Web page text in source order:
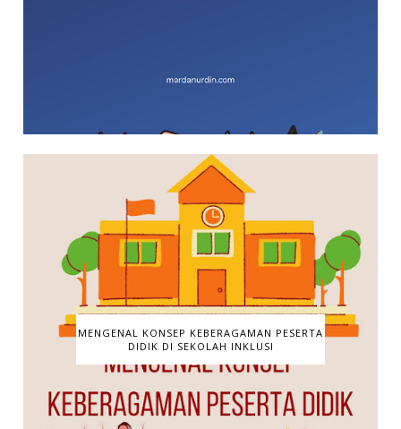
MENGENAL KONSEP KEBERAGAMAN PESERTA
DIDIK DI SEKOLAH INKLUSI